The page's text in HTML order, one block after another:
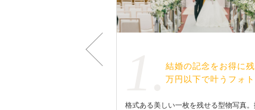
結婚の記念をお得に
万円以下で叶うフォ
格式ある美しい一枚を残せる型物写真